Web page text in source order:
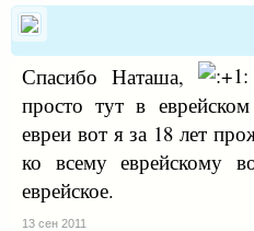
Спасибо Наташа,
просто тут в
евреи вот я за 18 лет
ко всему еврейскому
еврейское.
13 сен 2011